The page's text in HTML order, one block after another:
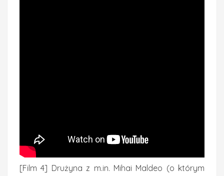
[Film 4] Drużyna z m.in. Mihai Maldeo (o którym